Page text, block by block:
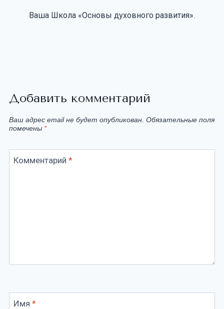
Ваша Школа «Основы духовного развития».
Добавить комментарий
Ваш адрес email не будет опубликован. Обязательные поля
помечены *
Комментарий *
Имя *